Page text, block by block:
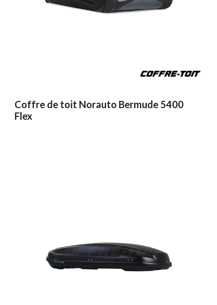
Coffre de toit Norauto Bermude 5400
Flex